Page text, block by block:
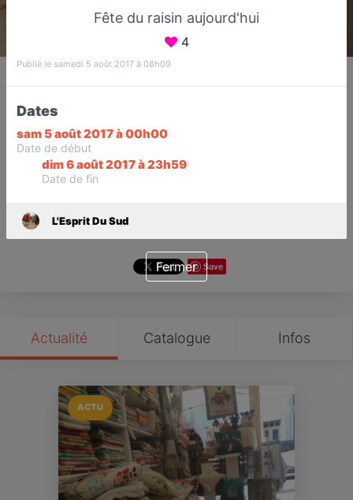
L'Esprit Du Sud
Boutique de linge de maison
Favori Contacter
Ouvre dès 10:00
Save
Actualité Catalogue Infos
ACTU
Fête du raisin aujourd'hui
4
Publié le samedi 5 août 2017 à 08h09
Dates
sam 5 août 2017 à 00h00
Date de début
dim 6 août 2017 à 23h59
Date de fin
L'Esprit Du Sud
Fermer